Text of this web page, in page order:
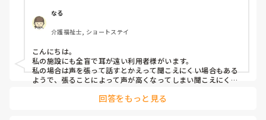
みなさんの職場で、このような方と関わる際に工夫している
ことや、喉に負担をかけずに意思疎通ができる良い方法など
よろしくお願いします。
なる
介護福祉士, ショートステイ
こんにちは。
私の施設にも全盲で耳が遠い利用者様がいます。
私の場合は声を張って話すとかえって聞こえにくい場合もある
ようで、張ることによって声が高くなってしまい聞こえにくい
回答をもっと見る